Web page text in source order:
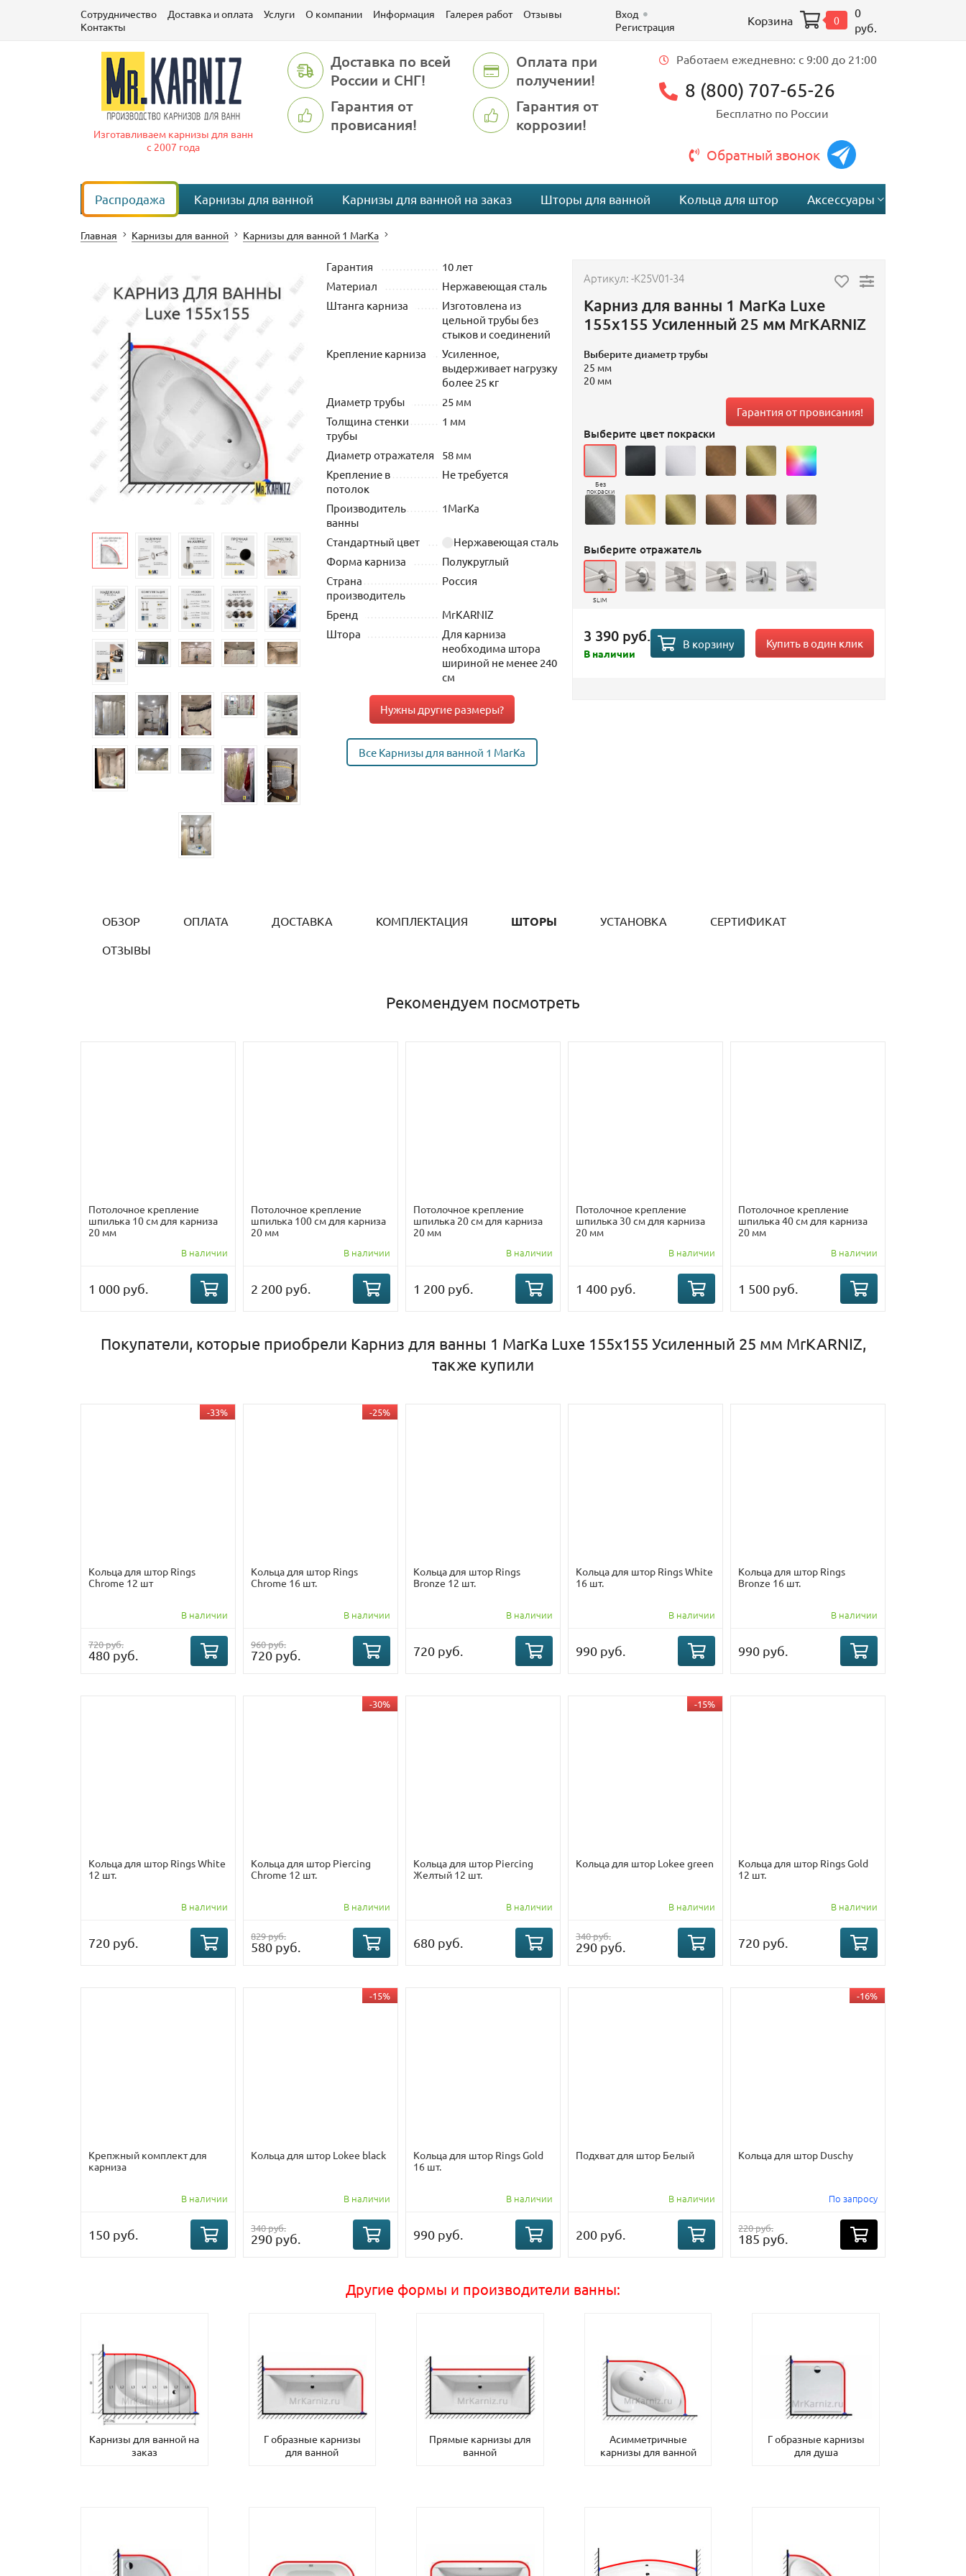
Сотрудничество Доставка и оплата Услуги О компании Информация Галерея работ
Отзывы
Контакты
Вход
Регистрация
Корзина 0
0
руб.
Изготавливаем карнизы для ванн
с 2007 года
Доставка по всей
России и СНГ!
Оплата при
получении!
Гарантия от
провисания!
Гарантия от
коррозии!
Работаем ежедневно: c 9:00 до 21:00
8 (800) 707-65-26
Бесплатно по России
Обратный звонок
Распродажа Карнизы для ванной Карнизы для ванной на заказ Шторы для ванной Кольца для штор Аксессуары
Главная Карнизы для ванной Карнизы для ванной 1 MarKa
Гарантия
10 лет
Материал
Нержавеющая сталь
Штанга карниза
Изготовлена из
цельной трубы без
стыков и соединений
Крепление карниза
Усиленное,
выдерживает нагрузку
более 25 кг
Диаметр трубы
25 мм
Толщина стенки
трубы
1 мм
Диаметр отражателя
58 мм
Крепление в
потолок
Не требуется
Производитель
ванны
1MarKa
Стандартный цвет
Нержавеющая сталь
Форма карниза
Полукруглый
Страна
производитель
Россия
Бренд
MrKARNIZ
Штора
Для карниза
необходима штора
шириной не менее 240
см
Нужны другие размеры?
Все Карнизы для ванной 1 MarKa
Артикул:-K25V01-34
Карниз для ванны 1 MarKa Luxe
155х155 Усиленный 25 мм MrKARNIZ
Выберите диаметр трубы
25 мм
20 мм
Гарантия от провисания!
Выберите цвет покраски
Без
покраски
Выберите отражатель
SLIM
3 390 руб.
В наличии
В корзину Купить в один клик
ОБЗОР ОПЛАТА ДОСТАВКА КОМПЛЕКТАЦИЯ ШТОРЫ УСТАНОВКА
СЕРТИФИКАТ
ОТЗЫВЫ
Рекомендуем посмотреть
Потолочное крепление
шпилька 10 см для карниза
20 мм
В наличии
1 000 руб.
Потолочное крепление
шпилька 100 см для карниза
20 мм
В наличии
2 200 руб.
Потолочное крепление
шпилька 20 см для карниза
20 мм
В наличии
1 200 руб.
Потолочное крепление
шпилька 30 см для карниза
20 мм
В наличии
1 400 руб.
Потолочное крепление
шпилька 40 см для карниза
20 мм
В наличии
1 500 руб.
Покупатели, которые приобрели Карниз для ванны 1 MarKa Luxe 155х155 Усиленный 25 мм MrKARNIZ,
также купили
-33%
Кольца для штор Rings
Chrome 12 шт
В наличии
720 руб.
480 руб.
-25%
Кольца для штор Rings
Chrome 16 шт.
В наличии
960 руб.
720 руб.
Кольца для штор Rings
Bronze 12 шт.
В наличии
720 руб.
Кольца для штор Rings White
16 шт.
В наличии
990 руб.
Кольца для штор Rings
Bronze 16 шт.
В наличии
990 руб.
Кольца для штор Rings White
12 шт.
В наличии
720 руб.
-30%
Кольца для штор Piercing
Chrome 12 шт.
В наличии
829 руб.
580 руб.
Кольца для штор Piercing
Желтый 12 шт.
В наличии
680 руб.
-15%
Кольца для штор Lokee green
В наличии
340 руб.
290 руб.
Кольца для штор Rings Gold
12 шт.
В наличии
720 руб.
Крепжный комплект для
карниза
В наличии
150 руб.
-15%
Кольца для штор Lokee black
В наличии
340 руб.
290 руб.
Кольца для штор Rings Gold
16 шт.
В наличии
990 руб.
Подхват для штор Белый
В наличии
200 руб.
-16%
Кольца для штор Duschy
По запросу
220 руб.
185 руб.
Другие формы и производители ванны:
Карнизы для ванной на
заказ
Г образные карнизы
для ванной
Прямые карнизы для
ванной
Асимметричные
карнизы для ванной
Г образные карнизы
для душа